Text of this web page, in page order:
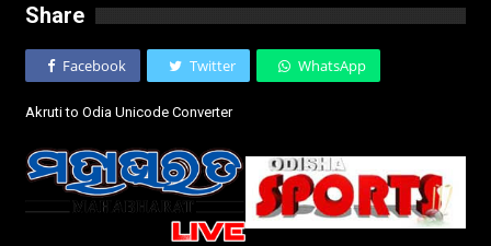
Share
Facebook Twitter WhatsApp
Akruti to Odia Unicode Converter